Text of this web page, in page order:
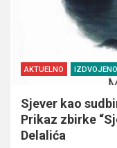
AKTUELNO IZDVOJENO
Sjever kao
Prikaz zbirke
Delalića